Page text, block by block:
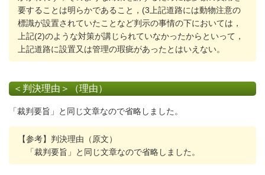
要することは明らかであること，(3上記道路には動物注意の
標識が設置されていたことなど判示の事情の下においては，
上記(2)のような対策が講じられていなかったからといって，
上記道路に設置又は管理の瑕疵があったとはいえない。
＜判決理由＞（理由）
「裁判要旨」と同じ文章なので省略しました。
【参考】判決理由（原文）
「裁判要旨」と同じ文章なので省略しました。